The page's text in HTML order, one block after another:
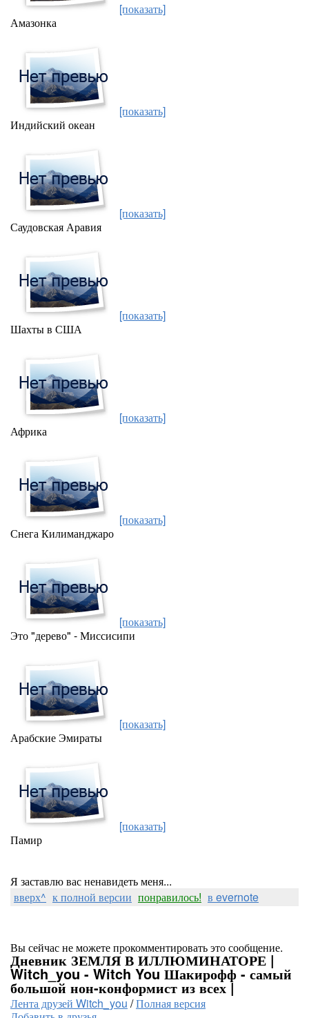
[показать]
Амазонка
[показать]
Индийский океан
[показать]
Саудовская Аравия
[показать]
Шахты в США
[показать]
Африка
[показать]
Снега Килиманджаро
[показать]
Это "дерево" - Миссисипи
[показать]
Арабские Эмираты
[показать]
Памир
Я заставлю вас ненавидеть меня...
вверх^ к полной версии понравилось! в evernote
Вы сейчас не можете прокомментировать это сообщение.
Дневник ЗЕМЛЯ В ИЛЛЮМИНАТОРЕ |
Witch_you - Witch You Шакирофф - самый
большой нон-конформист из всех |
Лента друзей Witch_you /Полная версия